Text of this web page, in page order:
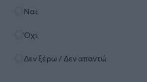
Ναι
Όχι
Δεν ξέρω / Δεν απαντώ